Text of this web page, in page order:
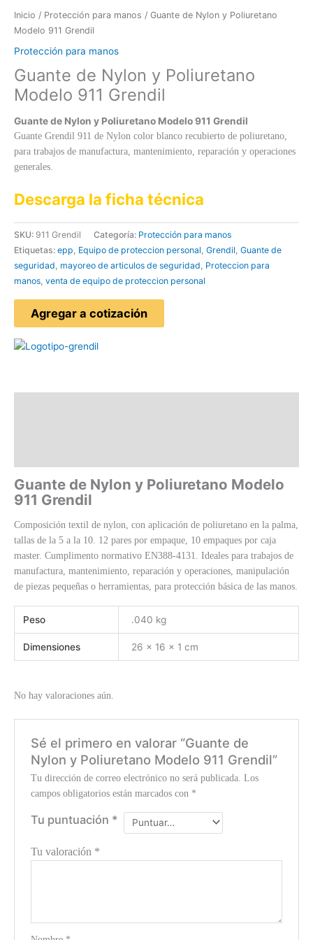
Inicio / Protección para manos / Guante de Nylon y Poliuretano
Modelo 911 Grendil
Protección para manos
Guante de Nylon y Poliuretano
Modelo 911 Grendil
Guante de Nylon y Poliuretano Modelo 911 Grendil
Guante Grendil 911 de Nylon color blanco recubierto de poliuretano,
para trabajos de manufactura, mantenimiento, reparación y operaciones
generales.
Descarga la ficha técnica
SKU: 911 Grendil Categoría: Protección para manos
Etiquetas: epp, Equipo de proteccion personal, Grendil, Guante de
seguridad, mayoreo de articulos de seguridad, Proteccion para
manos, venta de equipo de proteccion personal
Agregar a cotización
Guante de Nylon y Poliuretano Modelo
911 Grendil
Composición textil de nylon, con aplicación de poliuretano en la palma,
tallas de la 5 a la 10. 12 pares por empaque, 10 empaques por caja
master. Cumplimento normativo EN388-4131. Ideales para trabajos de
manufactura, mantenimiento, reparación y operaciones, manipulación
de piezas pequeñas o herramientas, para protección básica de las manos.
Peso .040 kg
Dimensiones 26 × 16 × 1 cm
No hay valoraciones aún.
Sé el primero en valorar “Guante de
Nylon y Poliuretano Modelo 911 Grendil”
Tu dirección de correo electrónico no será publicada. Los
campos obligatorios están marcados con *
Tu puntuación *
Tu valoración *